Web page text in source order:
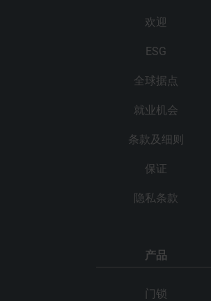
欢迎
ESG
全球据点
就业机会
条款及细则
保证
隐私条款
产品
门锁